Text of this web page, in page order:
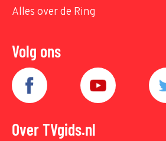
Alles over de Ring
Volg ons
Over TVgids.nl